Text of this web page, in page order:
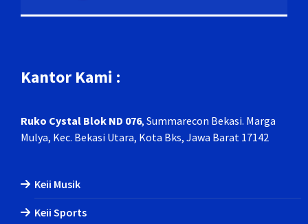
Kantor Kami :
Ruko Cystal Blok ND 076, Summarecon Bekasi. Marga
Mulya, Kec. Bekasi Utara, Kota Bks, Jawa Barat 17142
Keii Musik
Keii Sports